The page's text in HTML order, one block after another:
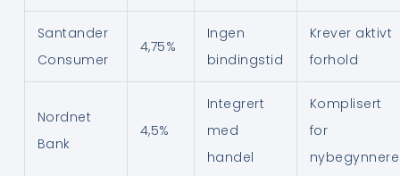
Santander
Consumer
4,75%
Ingen
bindingstid
Krever aktivt
forhold
Nordnet
Bank
4,5%
Integrert
med
handel
Komplisert
for
nybegynnere